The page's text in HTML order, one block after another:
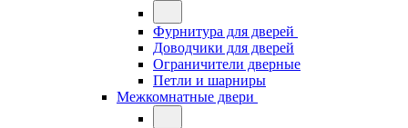
Фурнитура для дверей
Доводчики для дверей
Ограничители дверные
Петли и шарниры
Межкомнатные двери